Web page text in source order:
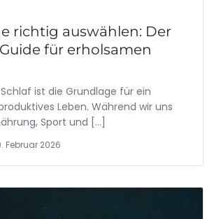
richtig auswählen: Der
für erholsamen
ist die Grundlage für ein
Leben. Während wir uns
Sport und […]
Februar 2026